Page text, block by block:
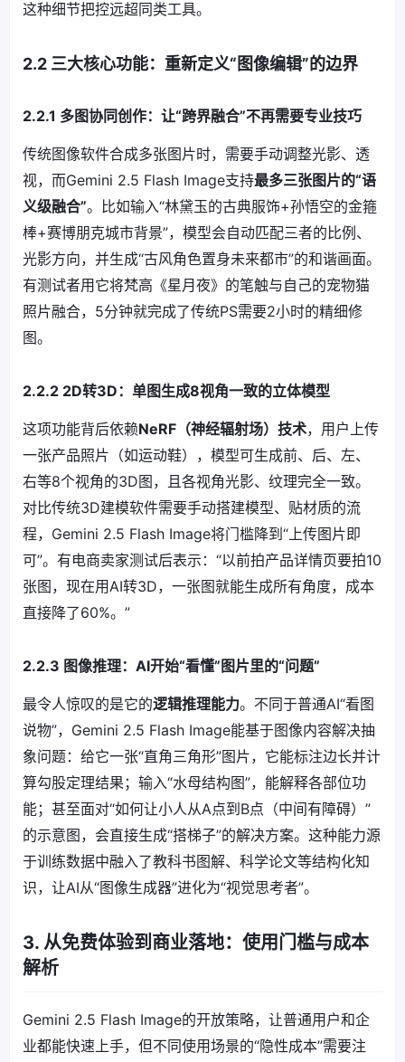
这种细节把控远超同类工具。
2.2 三大核心功能：重新定义“图像编辑”的边界
2.2.1 多图协同创作：让“跨界融合”不再需要专业技巧
传统图像软件合成多张图片时，需要手动调整光影、透
视，而Gemini 2.5 Flash Image支持最多三张图片的“语
义级融合”。比如输入“林黛玉的古典服饰+孙悟空的金箍
棒+赛博朋克城市背景”，模型会自动匹配三者的比例、
光影方向，并生成“古风角色置身未来都市”的和谐画面。
有测试者用它将梵高《星月夜》的笔触与自己的宠物猫
照片融合，5分钟就完成了传统PS需要2小时的精细修
图。
2.2.2 2D转3D：单图生成8视角一致的立体模型
这项功能背后依赖NeRF（神经辐射场）技术，用户上传
一张产品照片（如运动鞋），模型可生成前、后、左、
右等8个视角的3D图，且各视角光影、纹理完全一致。
对比传统3D建模软件需要手动搭建模型、贴材质的流
程，Gemini 2.5 Flash Image将门槛降到“上传图片即
可”。有电商卖家测试后表示：“以前拍产品详情页要拍10
张图，现在用AI转3D，一张图就能生成所有角度，成本
直接降了60%。”
2.2.3 图像推理：AI开始“看懂”图片里的“问题”
最令人惊叹的是它的逻辑推理能力。不同于普通AI“看图
说物”，Gemini 2.5 Flash Image能基于图像内容解决抽
象问题：给它一张“直角三角形”图片，它能标注边长并计
算勾股定理结果；输入“水母结构图”，能解释各部位功
能；甚至面对“如何让小人从A点到B点（中间有障碍）”
的示意图，会直接生成“搭梯子”的解决方案。这种能力源
于训练数据中融入了教科书图解、科学论文等结构化知
识，让AI从“图像生成器”进化为“视觉思考者”。
3. 从免费体验到商业落地：使用门槛与成本
解析
Gemini 2.5 Flash Image的开放策略，让普通用户和企
业都能快速上手，但不同使用场景的“隐性成本”需要注